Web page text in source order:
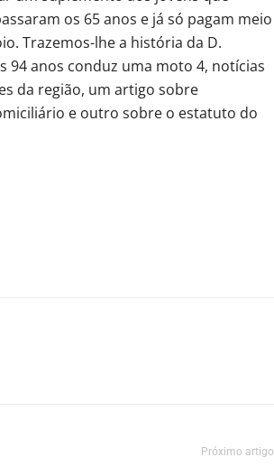
os 65 anos e já só pagam meio
Trazemos-lhe a história da D.
94 anos conduz uma moto 4, notícias
da região, um artigo sobre
e outro sobre o estatuto do
Próximo artigo